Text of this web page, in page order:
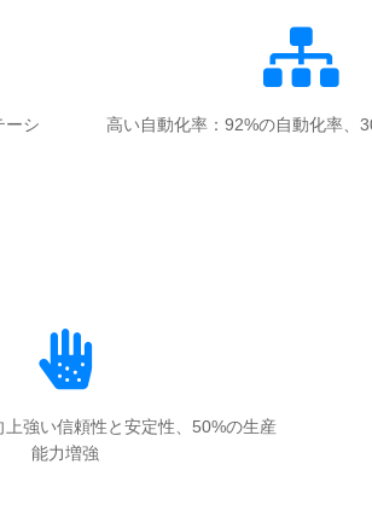
ーシ
高い自動化率：92%の自動化率、
強い信頼性と安定性、50%の生産
能力増強